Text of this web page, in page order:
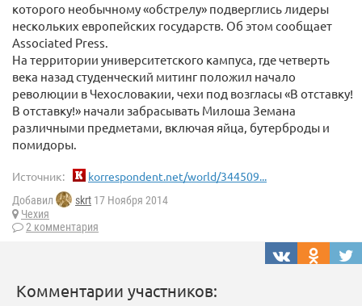
которого необычному «обстрелу» подверглись лидеры
нескольких европейских государств. Об этом сообщает
Associated Press.
На территории университетского кампуса, где четверть
века назад студенческий митинг положил начало
революции в Чехословакии, чехи под возгласы «В отставку!
В отставку!» начали забрасывать Милоша Земана
различными предметами, включая яйца, бутерброды и
помидоры.
Источник: korrespondent.net/world/344509...
Добавил skrt 17 Ноября 2014
Чехия
2 комментария
Комментарии участников: